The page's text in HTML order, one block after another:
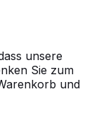
unsere
Sie zum
und